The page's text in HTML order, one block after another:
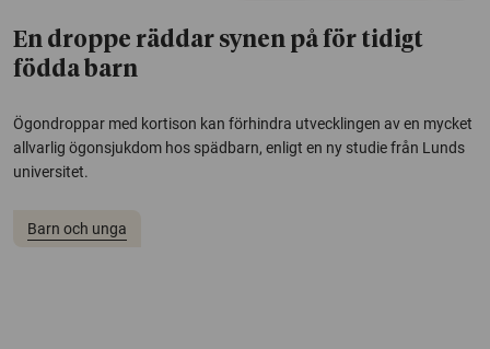
En droppe räddar synen på för tidigt
födda barn
Ögondroppar med kortison kan förhindra utvecklingen av en mycket
allvarlig ögonsjukdom hos spädbarn, enligt en ny studie från Lunds
universitet.
Barn och unga